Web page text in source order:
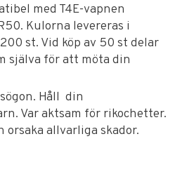
med T4E-vapnen
Kulorna levereras i
st. Vid köp av 50 st delar
själva för att möta din
Håll din
Var aktsam för rikochetter.
allvarliga skador.